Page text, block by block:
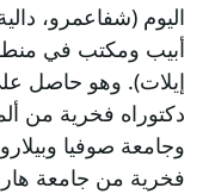
اليوم (شفاعمرو،
أبيب ومكتب في
إيلات). وهو حاصل
دكتوراه فخرية من
وجامعة صوفيا
فخرية من جامعة